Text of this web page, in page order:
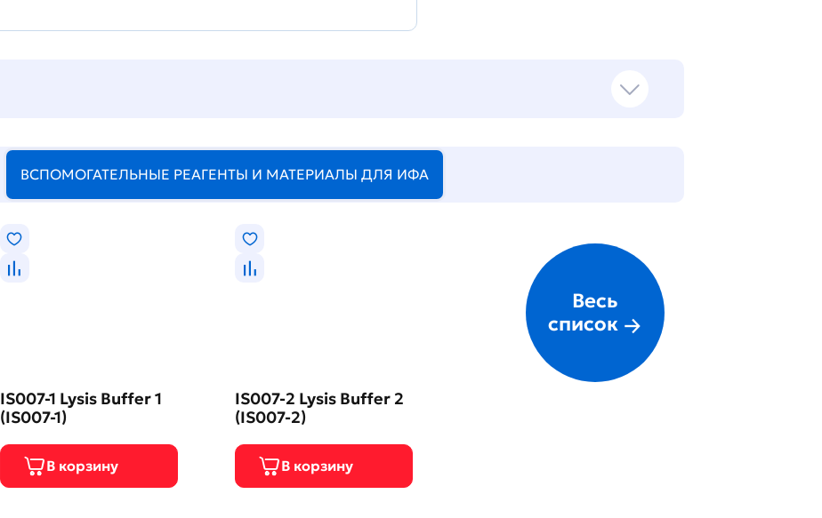
ВСПОМОГАТЕЛЬНЫЕ РЕАГЕНТЫ И МАТЕРИАЛЫ ДЛЯ ИФА
IS007-1 Lysis Buffer 1
(IS007-1)
IS007-2 Lysis Buffer 2
(IS007-2)
Весь
список